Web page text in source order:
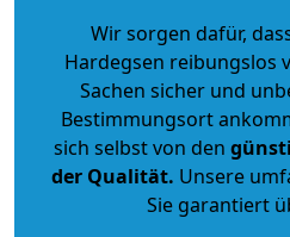
Wir sorgen dafür,
Hardegsen reibungslos
Sachen sicher und
Bestimmungsort
sich selbst von den
der Qualität. Unsere
Sie garantiert